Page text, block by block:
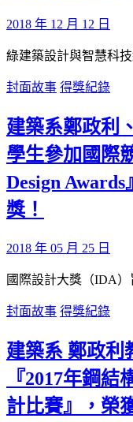
2018 年 12 月 12 日
綠建築設計與智慧科
封面故事 得獎紀錄
建築系鄭政利
學生參加國際
Design
獎！
2018 年 05 月 25 日
國際設計大獎（IDA）
封面故事 得獎紀錄
建築系 鄭政利
『2017年鋼
計比賽』，榮